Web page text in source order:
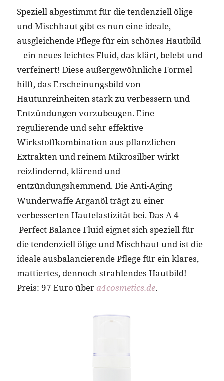
Speziell abgestimmt für die tendenziell ölige
und Mischhaut gibt es nun eine ideale,
ausgleichende Pflege für ein schönes Hautbild
– ein neues leichtes Fluid, das klärt, belebt und
verfeinert! Diese außergewöhnliche Formel
hilft, das Erscheinungsbild von
Hautunreinheiten stark zu verbessern und
Entzündungen vorzubeugen. Eine
regulierende und sehr effektive
Wirkstoffkombination aus pflanzlichen
Extrakten und reinem Mikrosilber wirkt
reizlindernd, klärend und
entzündungshemmend. Die Anti-Aging
Wunderwaffe Arganöl trägt zu einer
verbesserten Hautelastizität bei. Das A 4
Perfect Balance Fluid eignet sich speziell für
die tendenziell ölige und Mischhaut und ist die
ideale ausbalancierende Pflege für ein klares,
mattiertes, dennoch strahlendes Hautbild!
Preis: 97 Euro über a4cosmetics.de.